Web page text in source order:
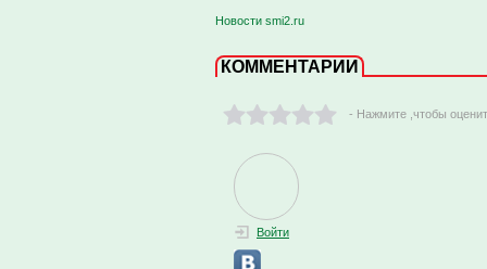
Новости smi2.ru
КОММЕНТАРИИ
- Нажмите ,чтобы
Войти